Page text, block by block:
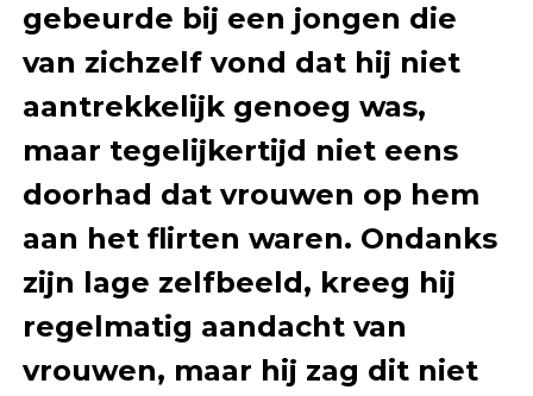
gebeurde bij een jongen die
van zichzelf vond dat hij niet
aantrekkelijk genoeg was,
maar tegelijkertijd niet eens
doorhad dat vrouwen op hem
aan het flirten waren. Ondanks
zijn lage zelfbeeld, kreeg hij
regelmatig aandacht van
vrouwen, maar hij zag dit niet